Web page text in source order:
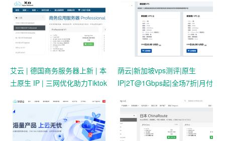
艾云 | 德国商务服务器上新 | 本
土原生 IP | 三网优化助力Tiktok
荫云|新加坡vps测评|原生
IP|2T@1Gbps起|全场7折|月付
连